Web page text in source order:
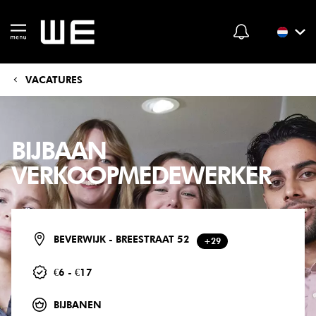
VACATURES
BIJBAAN
VERKOOPMEDEWERKER
BEVERWIJK - BREESTRAAT 52 +29
€6 - €17
BIJBANEN